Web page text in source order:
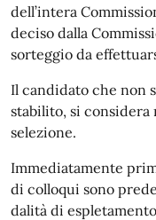
dell’intera
deciso dalla
sorteggio da
Il candidato che non
stabilito, si considera
selezione.
Immediatamente
di colloqui sono
dalità di